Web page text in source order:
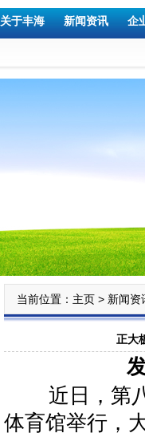
关于丰海 新闻资讯 企
当前位置： 主页 > 新闻资
正大
近日，第八
体育馆举行，